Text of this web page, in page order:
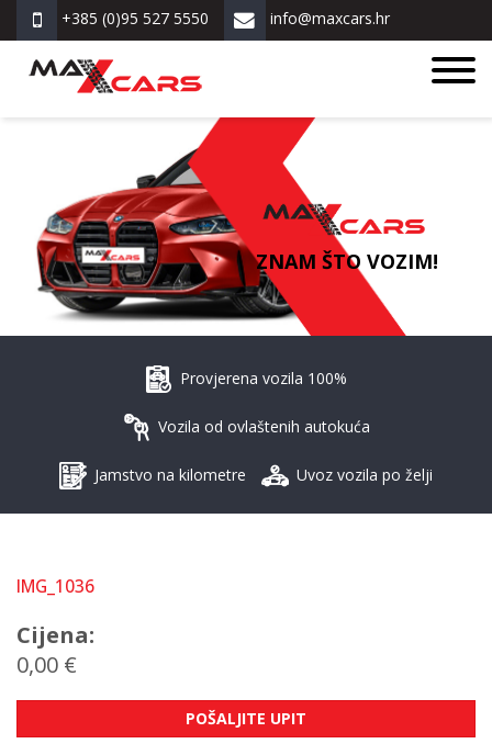
+385 (0)95 527 5550 info@maxcars.hr
ZNAM ŠTO VOZIM!
Provjerena vozila 100%
Vozila od ovlaštenih autokuća
Jamstvo na kilometre Uvoz vozila po želji
IMG_1036
Cijena:
0,00 €
POŠALJITE UPIT